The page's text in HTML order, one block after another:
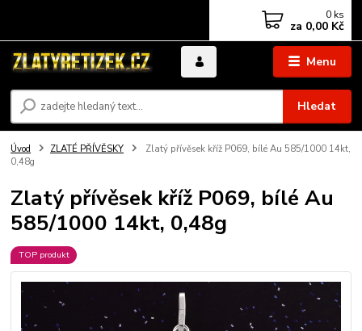
Menu
Hledat
0 ks
za 0,00 Kč
Úvod ZLATÉ PŘÍVĚSKY
Zlatý přívěsek kříž P069, bílé Au 585/1000 14kt,
0,48g
Zlatý přívěsek kříž P069, bílé Au
585/1000 14kt, 0,48g
TOP produkt